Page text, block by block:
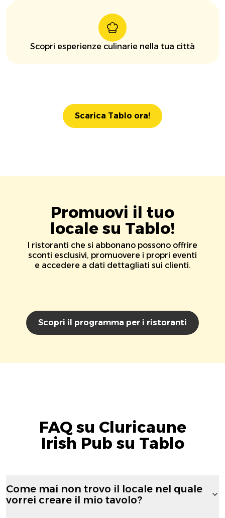
Scopri esperienze culinarie nella tua città
Scarica Tablo ora!
Promuovi il tuo
locale su Tablo!
I ristoranti che si abbonano possono offrire
sconti esclusivi, promuovere i propri eventi
e accedere a dati dettagliati sui clienti.
Scopri il programma per i ristoranti
FAQ su Cluricaune
Irish Pub su Tablo
Come mai non trovo il locale nel quale
vorrei creare il mio tavolo?